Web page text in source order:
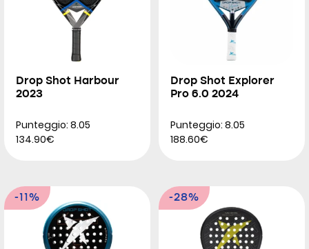
Drop Shot Harbour
2023
Punteggio: 8.05
134.90€
Drop Shot Explorer
Pro 6.0 2024
Punteggio: 8.05
188.60€
-11% -28%